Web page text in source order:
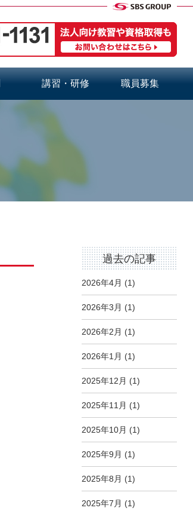
講習・研修 職員募集
過去の記事
2026年4月 (1)
2026年3月 (1)
2026年2月 (1)
2026年1月 (1)
2025年12月 (1)
2025年11月 (1)
2025年10月 (1)
2025年9月 (1)
2025年8月 (1)
2025年7月 (1)